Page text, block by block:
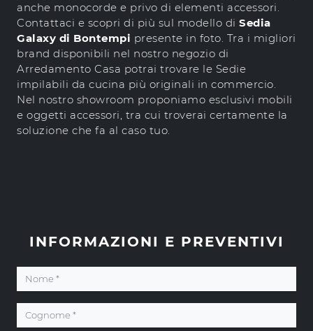
anche monocorde e privo di elementi accessori.
Contattaci e scopri di più sul modello di Sedia
Galaxy di Bontempi presente in foto. Tra i migliori
brand disponibili nel nostro negozio di
Arredamento Casa potrai trovare le Sedie
impilabili da cucina più originali in commercio.
Nel nostro showroom proponiamo esclusivi mobili
e oggetti accessori, tra cui troverai certamente la
soluzione che fa al caso tuo.
INFORMAZIONI E PREVENTIVI